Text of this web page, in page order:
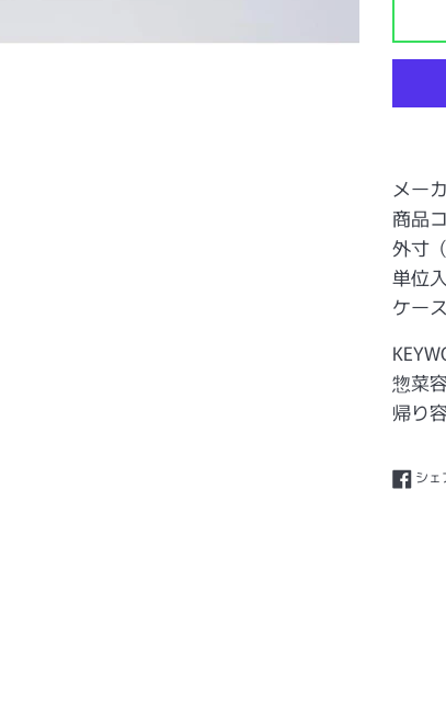
メー
商品
外寸
単位
ケー
惣菜
帰り
シェ